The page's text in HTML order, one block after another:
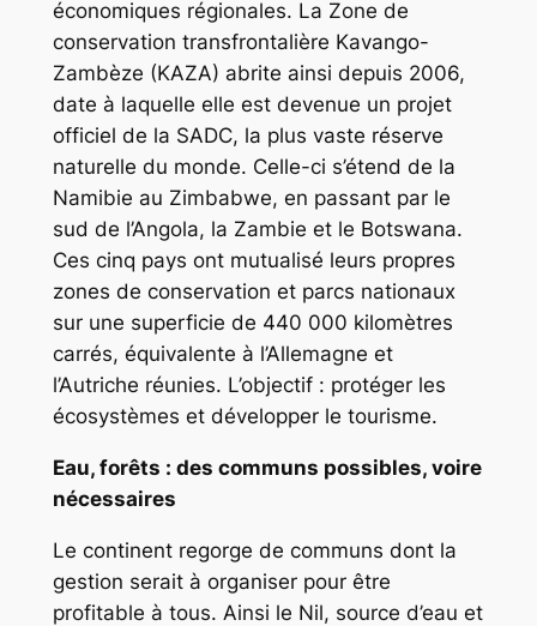
économiques régionales. La Zone de
conservation transfrontalière Kavango-
Zambèze (KAZA) abrite ainsi depuis 2006,
date à laquelle elle est devenue un projet
officiel de la SADC, la plus vaste réserve
naturelle du monde. Celle-ci s’étend de la
Namibie au Zimbabwe, en passant par le
sud de l’Angola, la Zambie et le Botswana.
Ces cinq pays ont mutualisé leurs propres
zones de conservation et parcs nationaux
sur une superficie de 440 000 kilomètres
carrés, équivalente à l’Allemagne et
l’Autriche réunies. L’objectif : protéger les
écosystèmes et développer le tourisme.
Eau, forêts : des communs possibles, voire
nécessaires
Le continent regorge de communs dont la
gestion serait à organiser pour être
profitable à tous. Ainsi le Nil, source d’eau et